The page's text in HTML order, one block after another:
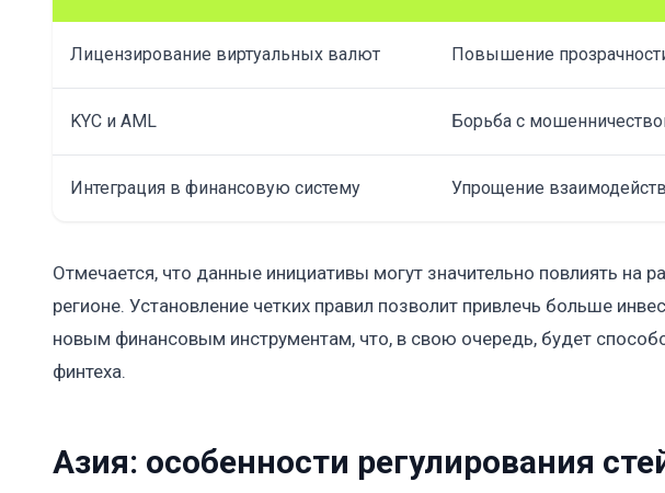
Лицензирование виртуальных валют Повышение
KYC и AML Борьба с
Интеграция в финансовую систему Упрощение
Отмечается, что данные инициативы могут значительно повлиять на
регионе. Установление четких правил позволит привлечь больше
новым финансовым инструментам, что, в свою очередь, будет
финтеха.
Азия: особенности регулирования